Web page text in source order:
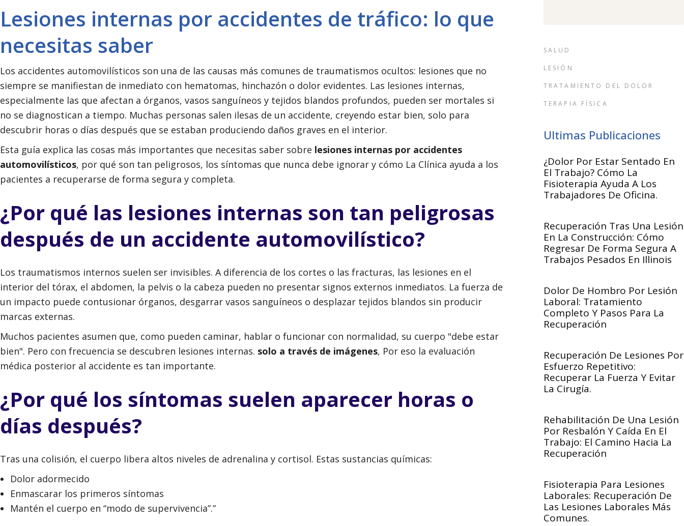
Lesiones internas por accidentes de tráfico: lo que
necesitas saber
Los accidentes automovilísticos son una de las causas más comunes de traumatismos ocultos: lesiones que no
siempre se manifiestan de inmediato con hematomas, hinchazón o dolor evidentes. Las lesiones internas,
especialmente las que afectan a órganos, vasos sanguíneos y tejidos blandos profundos, pueden ser mortales si
no se diagnostican a tiempo. Muchas personas salen ilesas de un accidente, creyendo estar bien, solo para
descubrir horas o días después que se estaban produciendo daños graves en el interior.
Esta guía explica las cosas más importantes que necesitas saber sobre lesiones internas por accidentes
automovilísticos, por qué son tan peligrosos, los síntomas que nunca debe ignorar y cómo La Clínica ayuda a los
pacientes a recuperarse de forma segura y completa.
¿Por qué las lesiones internas son tan peligrosas
después de un accidente automovilístico?
Los traumatismos internos suelen ser invisibles. A diferencia de los cortes o las fracturas, las lesiones en el
interior del tórax, el abdomen, la pelvis o la cabeza pueden no presentar signos externos inmediatos. La fuerza de
un impacto puede contusionar órganos, desgarrar vasos sanguíneos o desplazar tejidos blandos sin producir
marcas externas.
Muchos pacientes asumen que, como pueden caminar, hablar o funcionar con normalidad, su cuerpo "debe estar
bien". Pero con frecuencia se descubren lesiones internas. solo a través de imágenes, Por eso la evaluación
médica posterior al accidente es tan importante.
¿Por qué los síntomas suelen aparecer horas o
días después?
Tras una colisión, el cuerpo libera altos niveles de adrenalina y cortisol. Estas sustancias químicas:
Dolor adormecido
Enmascarar los primeros síntomas
Mantén el cuerpo en “modo de supervivencia”.”
SALUD
LESIÓN
TRATAMIENTO DEL DOLOR
TERAPIA FÍSICA
Ultimas Publicaciones
¿Dolor Por Estar Sentado En
El Trabajo? Cómo La
Fisioterapia Ayuda A Los
Trabajadores De Oficina.
Recuperación Tras Una Lesión
En La Construcción: Cómo
Regresar De Forma Segura A
Trabajos Pesados En Illinois
Dolor De Hombro Por Lesión
Laboral: Tratamiento
Completo Y Pasos Para La
Recuperación
Recuperación De Lesiones Por
Esfuerzo Repetitivo:
Recuperar La Fuerza Y Evitar
La Cirugía.
Rehabilitación De Una Lesión
Por Resbalón Y Caída En El
Trabajo: El Camino Hacia La
Recuperación
Fisioterapia Para Lesiones
Laborales: Recuperación De
Las Lesiones Laborales Más
Comunes.